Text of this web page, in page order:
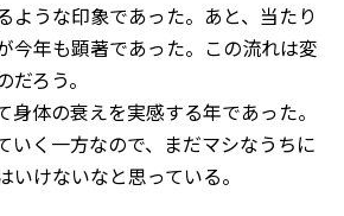
ような印象であった。あと、当たり
今年も顕著であった。この流れは変
ろう。
身体の衰えを実感する年であった。
いく一方なので、まだマシなうちに
けないなと思っている。